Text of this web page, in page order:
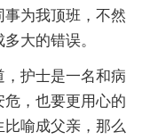
为我顶班，不然
大的错误。
护士是一名和病
危，也要更用心的
喻成父亲，那么